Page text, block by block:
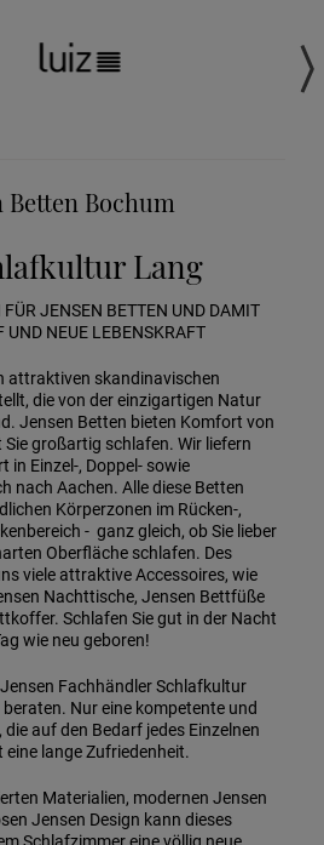
Betten Bochum
Lang
FÜR JENSEN BETTEN UND DAMIT
UND NEUE LEBENSKRAFT
attraktiven skandinavischen
die von der einzigartigen Natur
Jensen Betten bieten Komfort von
großartig schlafen. Wir liefern
in Einzel-, Doppel- sowie
nach Aachen. Alle diese Betten
Körperzonen im Rücken-,
- ganz gleich, ob Sie lieber
Oberfläche schlafen. Des
viele attraktive Accessoires, wie
Nachttische, Jensen Bettfüße
Schlafen Sie gut in der Nacht
wie neu geboren!
Fachhändler Schlafkultur
Nur eine kompetente und
auf den Bedarf jedes Einzelnen
lange Zufriedenheit.
Materialien, modernen Jensen
Jensen Design kann dieses